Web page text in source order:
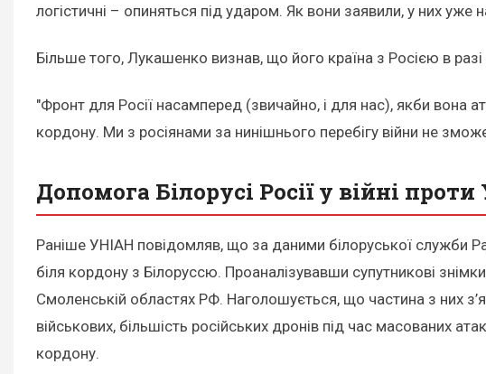
логістичні – опиняться під ударом. Як вони заявили, у них уже
Більше того, Лукашенко визнав, що його країна з Росією в
"Фронт для Росії насамперед (звичайно, і для нас), якби вона
кордону. Ми з росіянами за нинішнього перебігу війни не
Допомога Білорусі Росії у війні проти
Раніше УНІАН повідомляв, що за даними білоруської служби
біля кордону з Білоруссю. Проаналізувавши супутникові
Смоленській областях РФ. Наголошується, що частина з них
військових, більшість російських дронів під час масованих
кордону.